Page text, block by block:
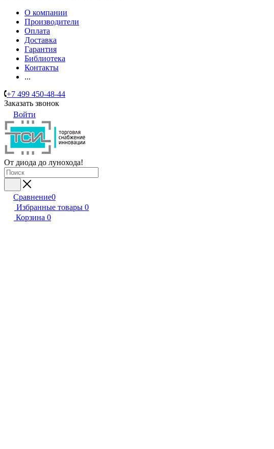
О компании
Производители
Оплата
Доставка
Гарантия
Библиотека
Контакты
...
+7 499 450-48-44
Заказать звонок
Войти
От диода до лунохода!
Сравнение0
Избранные товары 0
Корзина 0